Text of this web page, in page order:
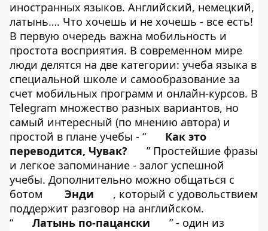
иностранных языков. Английский, немецкий,
латынь…. Что хочешь и не хочешь - все есть!
В первую очередь важна мобильность и
простота восприятия. В современном мире
люди делятся на две категории: учеба языка в
специальной школе и самообразование за
счет мобильных программ и онлайн-курсов. В
Telegram множество разных вариантов, но
самый интересный (по мнению автора) и
простой в плане учебы - “
Как это
переводится, Чувак?
” Простейшие фразы
и легкое запоминание - залог успешной
учебы. Дополнительно можно общаться с
ботом
Энди
, который с удовольствием
поддержит разговор на английском.
“
Латынь по-пацански
” - один из